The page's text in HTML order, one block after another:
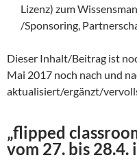
Lizenz) zum
/Sponsoring,
Dieser Inhalt/Beitrag ist
Mai 2017 noch nach und
aktualisiert/ergänzt/
„flipped
vom 27. bis 28.4.